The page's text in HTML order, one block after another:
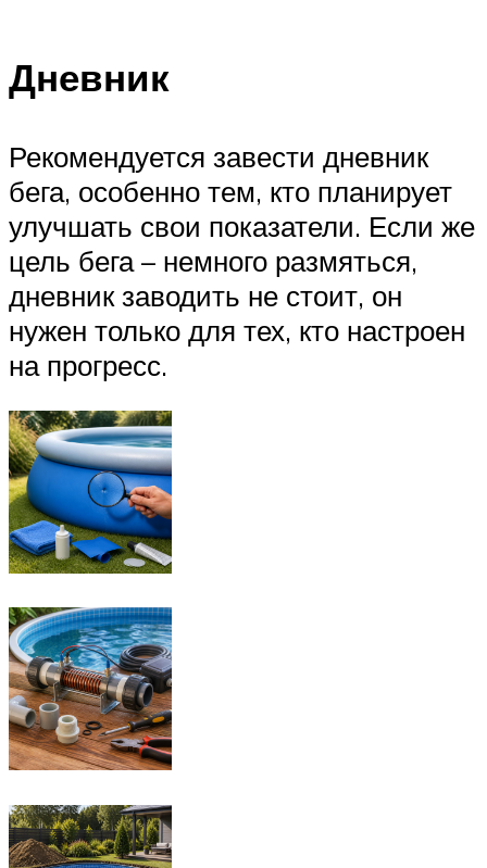
Дневник
Рекомендуется завести дневник
бега, особенно тем, кто планирует
улучшать свои показатели. Если же
цель бега – немного размяться,
дневник заводить не стоит, он
нужен только для тех, кто настроен
на прогресс.